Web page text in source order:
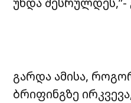
გარდა ამისა,
ბრიფინგზე